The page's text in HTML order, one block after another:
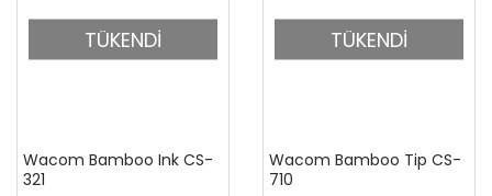
TÜKENDİ
Wacom Bamboo Ink CS-
321
TÜKENDİ
Wacom Bamboo Tip CS-
710